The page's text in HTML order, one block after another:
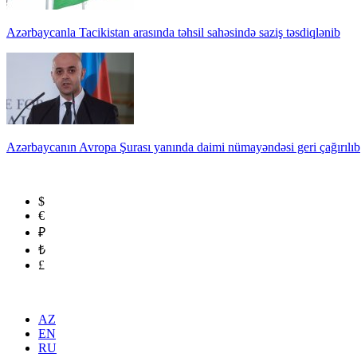
Azərbaycanla Tacikistan arasında təhsil sahəsində saziş təsdiqlənib
Azərbaycanın Avropa Şurası yanında daimi nümayəndəsi geri çağırılıb
$
€
₽
₺
£
AZ
EN
RU